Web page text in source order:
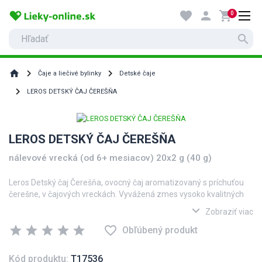
search
favorite person shopping_cart0
home Čaje a liečivé bylinky Detské čaje
LEROS DETSKÝ ČAJ ČEREŠŇA
LEROS DETSKÝ ČAJ ČEREŠŇA
nálevové vrecká (od 6+ mesiacov) 20x2 g (40 g)
Leros Detský čaj Čerešňa, ovocný čaj aromatizovaný s príchuťou
čerešne, v čajových vreckách. Vyvážená zmes vysoko kvalitných
doplnenie pitného režimu detí i dospelých. Príjemnú chuť dotvára
koreň mrkvy a granulovaného plodu čerešne v kombinácii s
expand_more Zobraziť viac
star star star star star favorite_border Obľúbený produkt
Kód produktu: T17536